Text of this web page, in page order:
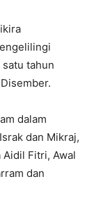
tahun
dalam
dan Mikraj,
Aidil Fitri, Awal
dan